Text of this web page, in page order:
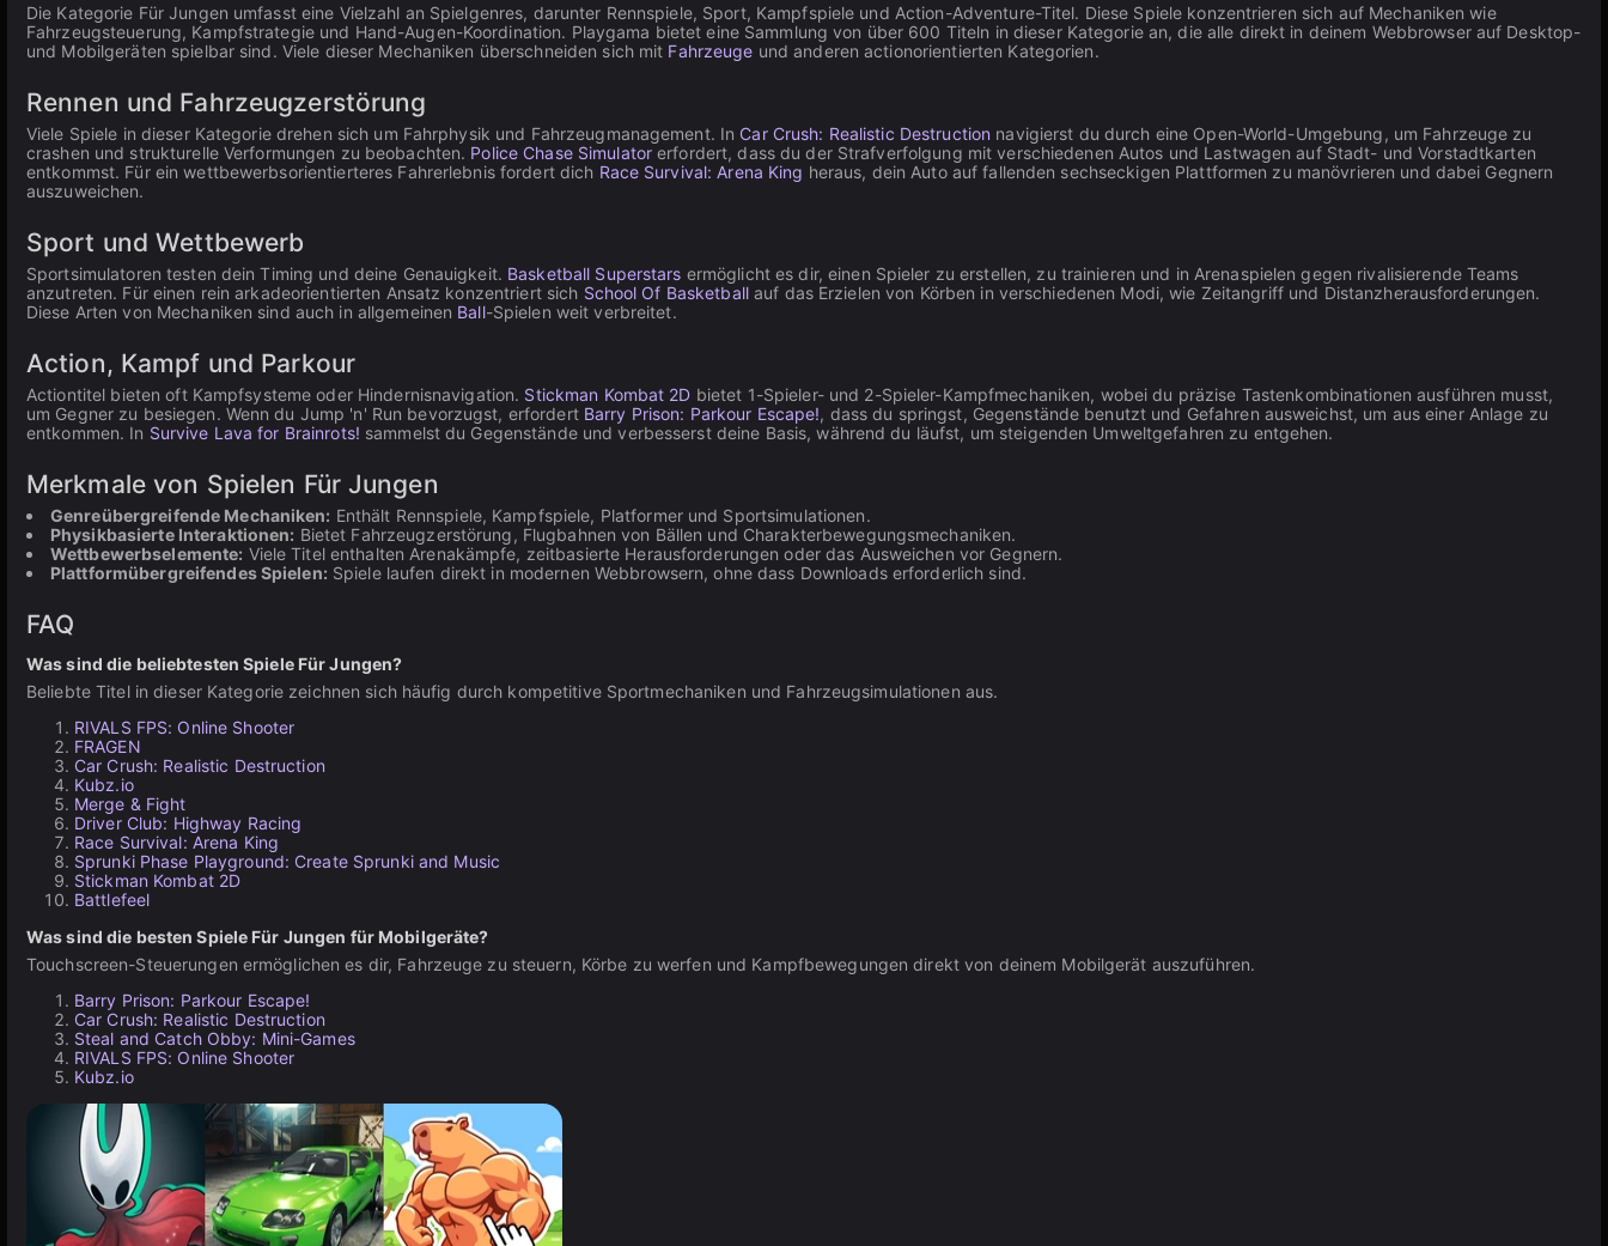
Die Kategorie Für Jungen umfasst eine Vielzahl an Spielgenres, darunter Rennspiele, Sport, Kampfspiele und Action-Adventure-Titel. Diese Spiele konzentrieren sich auf Mechaniken wie
Fahrzeugsteuerung, Kampfstrategie und Hand-Augen-Koordination. Playgama bietet eine Sammlung von über 600 Titeln in dieser Kategorie an, die alle direkt in deinem Webbrowser auf Desktop-
und Mobilgeräten spielbar sind. Viele dieser Mechaniken überschneiden sich mit Fahrzeuge und anderen actionorientierten Kategorien.
Rennen und Fahrzeugzerstörung
Viele Spiele in dieser Kategorie drehen sich um Fahrphysik und Fahrzeugmanagement. In Car Crush: Realistic Destruction navigierst du durch eine Open-World-Umgebung, um Fahrzeuge zu
crashen und strukturelle Verformungen zu beobachten. Police Chase Simulator erfordert, dass du der Strafverfolgung mit verschiedenen Autos und Lastwagen auf Stadt- und Vorstadtkarten
entkommst. Für ein wettbewerbsorientierteres Fahrerlebnis fordert dich Race Survival: Arena King heraus, dein Auto auf fallenden sechseckigen Plattformen zu manövrieren und dabei Gegnern
auszuweichen.
Sport und Wettbewerb
Sportsimulatoren testen dein Timing und deine Genauigkeit. Basketball Superstars ermöglicht es dir, einen Spieler zu erstellen, zu trainieren und in Arenaspielen gegen rivalisierende Teams
anzutreten. Für einen rein arkadeorientierten Ansatz konzentriert sich School Of Basketballauf das Erzielen von Körben in verschiedenen Modi, wie Zeitangriff und Distanzherausforderungen.
Diese Arten von Mechaniken sind auch in allgemeinen Ball-Spielen weit verbreitet.
Action, Kampf und Parkour
Actiontitel bieten oft Kampfsysteme oder Hindernisnavigation. Stickman Kombat 2D bietet 1-Spieler- und 2-Spieler-Kampfmechaniken, wobei du präzise Tastenkombinationen ausführen musst,
um Gegner zu besiegen. Wenn du Jump 'n' Run bevorzugst, erfordert Barry Prison: Parkour Escape!, dass du springst, Gegenstände benutzt und Gefahren ausweichst, um aus einer Anlage zu
entkommen. In Survive Lava for Brainrots! sammelst du Gegenstände und verbesserst deine Basis, während du läufst, um steigenden Umweltgefahren zu entgehen.
Merkmale von Spielen Für Jungen
Genreübergreifende Mechaniken: Enthält Rennspiele, Kampfspiele, Platformer und Sportsimulationen.
Physikbasierte Interaktionen: Bietet Fahrzeugzerstörung, Flugbahnen von Bällen und Charakterbewegungsmechaniken.
Wettbewerbselemente: Viele Titel enthalten Arenakämpfe, zeitbasierte Herausforderungen oder das Ausweichen vor Gegnern.
Plattformübergreifendes Spielen: Spiele laufen direkt in modernen Webbrowsern, ohne dass Downloads erforderlich sind.
FAQ
Was sind die beliebtesten Spiele Für Jungen?
Beliebte Titel in dieser Kategorie zeichnen sich häufig durch kompetitive Sportmechaniken und Fahrzeugsimulationen aus.
RIVALS FPS: Online Shooter
FRAGEN
Car Crush: Realistic Destruction
Kubz.io
Merge & Fight
Driver Club: Highway Racing
Race Survival: Arena King
Sprunki Phase Playground: Create Sprunki and Music
Stickman Kombat 2D
Battlefeel
Was sind die besten Spiele Für Jungen für Mobilgeräte?
Touchscreen-Steuerungen ermöglichen es dir, Fahrzeuge zu steuern, Körbe zu werfen und Kampfbewegungen direkt von deinem Mobilgerät auszuführen.
Barry Prison: Parkour Escape!
Car Crush: Realistic Destruction
Steal and Catch Obby: Mini-Games
RIVALS FPS: Online Shooter
Kubz.io